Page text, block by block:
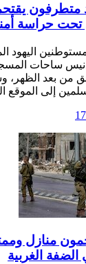
متطرفون
تحت حراسة
اليهود
ساحات
من بعد
إلى الموقع
منازل
الغربية